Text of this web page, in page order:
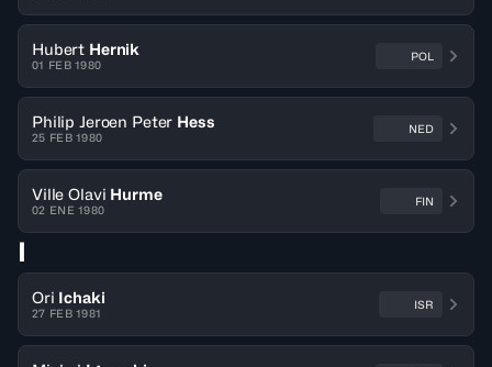
Hubert Hernik
01 FEB 1980
POL
Philip Jeroen Peter Hess
25 FEB 1980
NED
Ville Olavi Hurme
02 ENE 1980
FIN
I
Ori Ichaki
27 FEB 1981
ISR